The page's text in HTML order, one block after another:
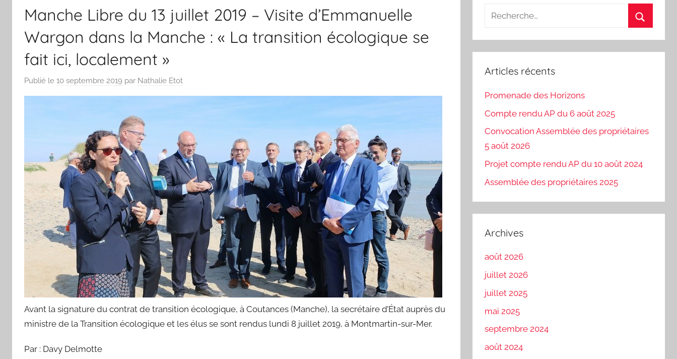
Manche Libre du 13 juillet 2019 – Visite d’Emmanuelle
Wargon dans la Manche : « La transition écologique se
fait ici, localement »
Publié le 10 septembre 2019 par Nathalie Etot
Avant la signature du contrat de transition écologique, à Coutances (Manche), la secrétaire d’État auprès du
ministre de la Transition écologique et les élus se sont rendus lundi 8 juillet 2019, à Montmartin-sur-Mer.
Par : Davy Delmotte
Recherche
:
Articles récents
Promenade des Horizons
Compte rendu AP du 6 août 2025
Convocation Assemblée des propriétaires
5 août 2026
Projet compte rendu AP du 10 août 2024
Assemblée des propriétaires 2025
Archives
août 2026
juillet 2026
juillet 2025
mai 2025
septembre 2024
août 2024